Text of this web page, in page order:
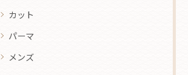
カット
パーマ
メンズ